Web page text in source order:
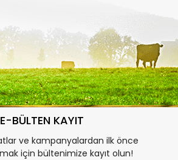
E-BÜLTEN KAYIT
ve kampanyalardan ilk önce
için bültenimize kayıt olun!